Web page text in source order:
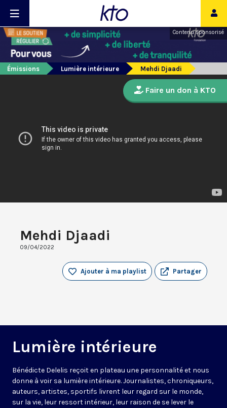
Contenu sponsorisé
Émissions Lumière intérieure Mehdi Djaadi
Mehdi Djaadi
09/04/2022
Partager
Ajouter à ma playlist
Lumière intérieure
Bénédicte Delelis reçoit en plateau une personnalité et nous
donne à voir sa lumière intérieure. Journalistes, chroniqueurs,
auteurs, artistes, sportifs livrent leur regard sur le monde,
sur la vie, leur ressort intérieur, leur raison de se lever le
Faire un don à KTO